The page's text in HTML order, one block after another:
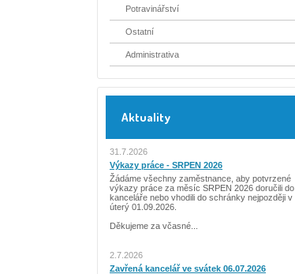
Potravinářství
Ostatní
Administrativa
Aktuality
31.7.2026
Výkazy práce - SRPEN 2026
Žádáme všechny zaměstnance, aby potvrzené
výkazy práce za měsíc SRPEN 2026 doručili do
kanceláře nebo vhodili do schránky nejpozději v
úterý 01.09.2026.
Děkujeme za včasné...
2.7.2026
Zavřená kancelář ve svátek 06.07.2026